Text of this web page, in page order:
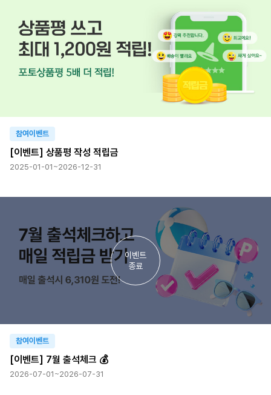
참여이벤트
[이벤트] 상품평 작성 적립금
2025-01-01~2026-12-31
이벤트
종료
참여이벤트
[이벤트] 7월 출석체크 💰
2026-07-01~2026-07-31